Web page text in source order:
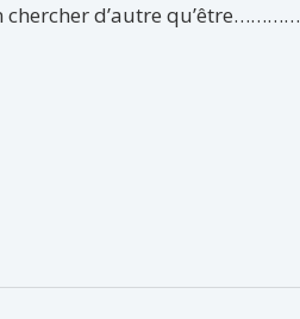
d’autre qu’être…………